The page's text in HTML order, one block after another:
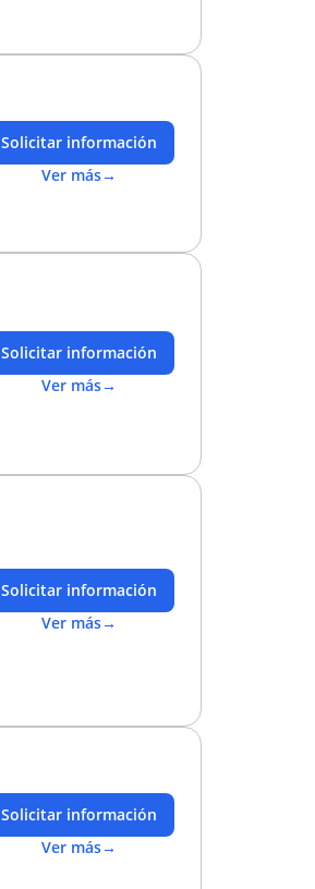
Solicitar información
Ver más→
Solicitar información
Ver más→
Solicitar información
Ver más→
Solicitar información
Ver más→